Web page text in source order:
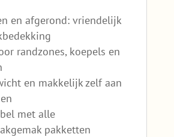
en afgerond: vriendelijk
randzones, koepels en
en makkelijk zelf aan
met alle
pakketten